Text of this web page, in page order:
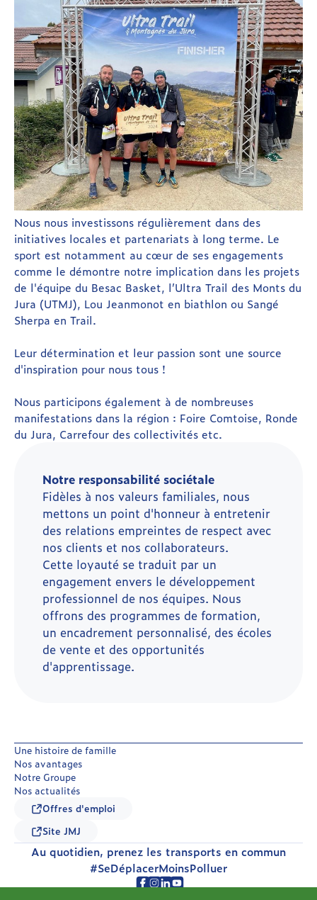
Nous nous investissons régulièrement dans des
initiatives locales et partenariats à long terme. Le
sport est notamment au cœur de ses engagements
comme le démontre notre implication dans les projets
de l'équipe du Besac Basket, l’Ultra Trail des Monts du
Jura (UTMJ), Lou Jeanmonot en biathlon ou Sangé
Sherpa en Trail.
Leur détermination et leur passion sont une source
d'inspiration pour nous tous !
Nous participons également à de nombreuses
manifestations dans la région : Foire Comtoise, Ronde
du Jura, Carrefour des collectivités etc.
Notre responsabilité sociétale
Fidèles à nos valeurs familiales, nous
mettons un point d'honneur à entretenir
des relations empreintes de respect avec
nos clients et nos collaborateurs.
Cette loyauté se traduit par un
engagement envers le développement
professionnel de nos équipes. Nous
offrons des programmes de formation,
un encadrement personnalisé, des écoles
de vente et des opportunités
d'apprentissage.
Une histoire de famille
Nos avantages
Notre Groupe
Nos actualités
Offres d'emploi
Site JMJ
Au quotidien, prenez les transports en commun
#SeDéplacerMoinsPolluer